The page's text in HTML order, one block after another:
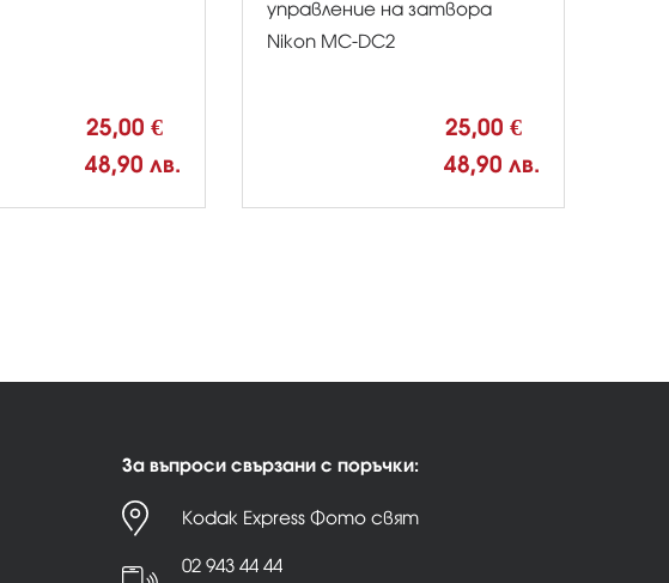
25,00 €
48,90 лв.
управление на затвора
Nikon MC-DC2
25,00 €
48,90 лв.
За въпроси свързани с поръчки:
Kodak Express Фото свят
02 943 44 44